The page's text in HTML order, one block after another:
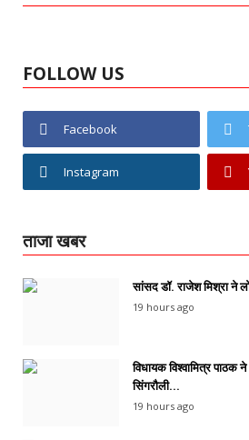
FOLLOW US
Facebook
Instagram
ताजा खबर
सांसद डॉ. राजेश मिश्रा ने
19 hours ago
विधायक विश्वामित्र पाठक
सिंगरौली...
19 hours ago